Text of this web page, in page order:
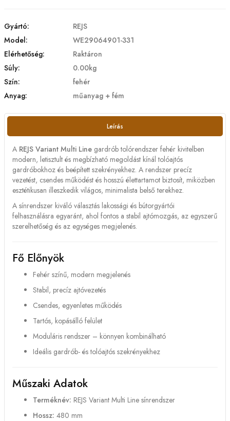
Gyártó:
REJS
Model:
WE29064901-331
Elérhetőség:
Raktáron
Súly:
0.00kg
Szín:
fehér
Anyag:
műanyag + fém
Leírás
A REJS Variant Multi Line gardrób tolórendszer fehér kivitelben
modern, letisztult és megbízható megoldást kínál tolóajtós
gardróbokhoz és beépített szekrényekhez. A rendszer precíz
vezetést, csendes működést és hosszú élettartamot biztosít, miközben
esztétikusan illeszkedik világos, minimalista belső terekhez.
A sínrendszer kiváló választás lakossági és bútorgyártói
felhasználásra egyaránt, ahol fontos a stabil ajtómozgás, az egyszerű
szerelhetőség és az egységes megjelenés.
Fő Előnyök
Fehér színű, modern megjelenés
Stabil, precíz ajtóvezetés
Csendes, egyenletes működés
Tartós, kopásálló felület
Moduláris rendszer – könnyen kombinálható
Ideális gardrób- és tolóajtós szekrényekhez
Műszaki Adatok
Terméknév: REJS Variant Multi Line sínrendszer
Hossz: 480 mm